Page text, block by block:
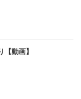
動画】